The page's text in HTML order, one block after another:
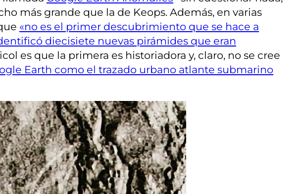
más grande que la de Keops. Además, en varias
«no es el primer descubrimiento que se hace a
diecisiete nuevas pirámides que eran
es que la primera es historiadora y, claro, no se cree
Earth como el trazado urbano atlante submarino